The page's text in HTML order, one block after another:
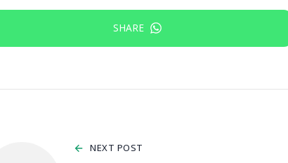
SHARE
NEXT POST